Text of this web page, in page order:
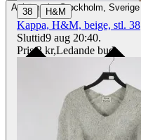
AvhämtningStockholm, Sverige
38 | H&M
Kappa, H&M, beige, stl. 38
Sluttid9 aug 20:40.
Pris:3 kr,Ledande bud.